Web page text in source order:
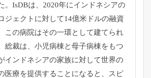
。IsDBは、2020年にインドネシアの
ジェクトに対して14億米ドルの融資
この病院はその一環として建てられ
総裁は、小児病棟と母子病棟をもつ
インドネシアの家族に対して世界の
医療を提供することになると、スピ